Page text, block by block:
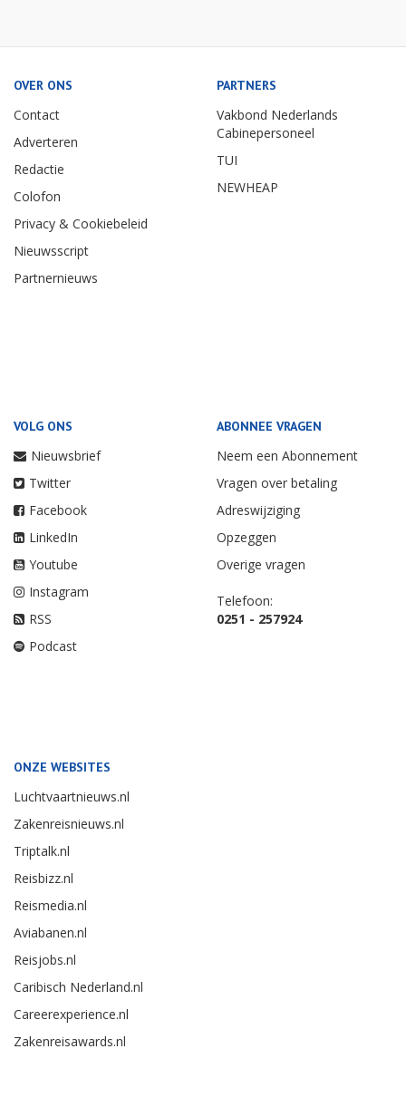
OVER ONS
Contact
Adverteren
Redactie
Colofon
Privacy & Cookiebeleid
Nieuwsscript
Partnernieuws
PARTNERS
Vakbond Nederlands
Cabinepersoneel
TUI
NEWHEAP
VOLG ONS
Nieuwsbrief
Twitter
Facebook
LinkedIn
Youtube
Instagram
RSS
Podcast
ABONNEE VRAGEN
Neem een Abonnement
Vragen over betaling
Adreswijziging
Opzeggen
Overige vragen
Telefoon:
0251 - 257924
ONZE WEBSITES
Luchtvaartnieuws.nl
Zakenreisnieuws.nl
Triptalk.nl
Reisbizz.nl
Reismedia.nl
Aviabanen.nl
Reisjobs.nl
Caribisch Nederland.nl
Careerexperience.nl
Zakenreisawards.nl